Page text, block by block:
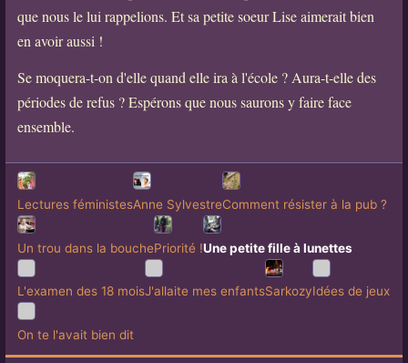
que nous le lui rappelions. Et sa petite soeur Lise aimerait bien
en avoir aussi !
Se moquera-t-on d'elle quand elle ira à l'école ? Aura-t-elle des
périodes de refus ? Espérons que nous saurons y faire face
ensemble.
Lectures féministesAnne SylvestreComment résister à la pub ?
Un trou dans la bouchePriorité !Une petite fille à lunettes
L'examen des 18 moisJ'allaite mes enfantsSarkozyIdées de jeux
On te l'avait bien dit